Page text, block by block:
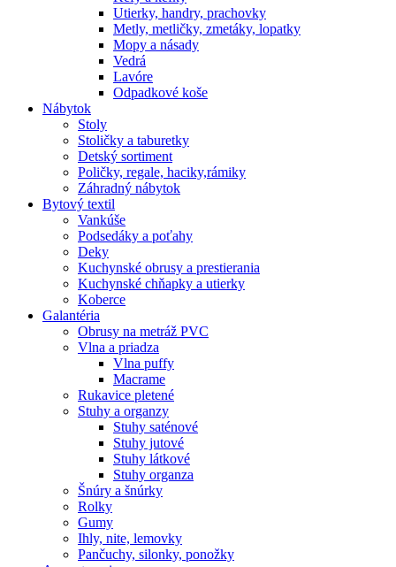
Utierky, handry, prachovky
Metly, metličky, zmetáky, lopatky
Mopy a násady
Vedrá
Lavóre
Odpadkové koše
Nábytok
Stoly
Stoličky a taburetky
Detský sortiment
Poličky, regale, haciky,rámiky
Záhradný nábytok
Bytový textil
Vankúše
Podsedáky a poťahy
Deky
Kuchynské obrusy a prestierania
Kuchynské chňapky a utierky
Koberce
Galantéria
Obrusy na metráž PVC
Vlna a priadza
Vlna puffy
Macrame
Rukavice pletené
Stuhy a organzy
Stuhy saténové
Stuhy jutové
Stuhy látkové
Stuhy organza
Šnúry a šnúrky
Rolky
Gumy
Ihly, nite, lemovky
Pančuchy, silonky, ponožky